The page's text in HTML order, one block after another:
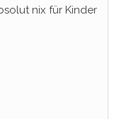
nix für Kinder